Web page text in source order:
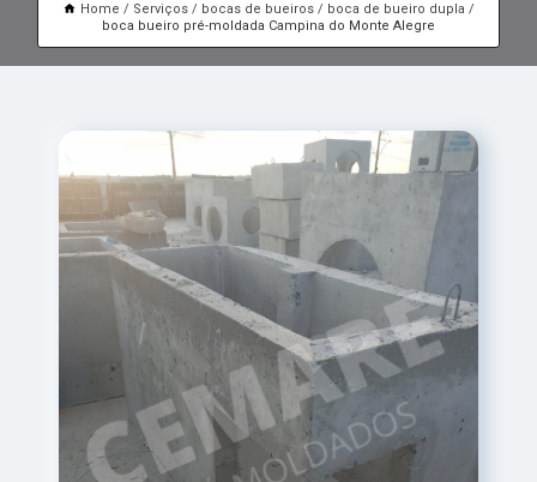
Home Serviços bocas de bueiros
boca de bueiro dupla
boca bueiro pré-moldada Campina do Monte Alegre